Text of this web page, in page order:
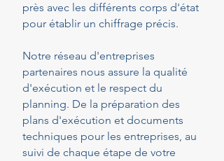
près avec les différents corps d'état
pour établir un chiffrage précis.
Notre réseau d'entreprises
partenaires nous assure la qualité
d'exécution et le respect du
planning. De la préparation des
plans d'exécution et documents
techniques pour les entreprises, au
suivi de chaque étape de votre